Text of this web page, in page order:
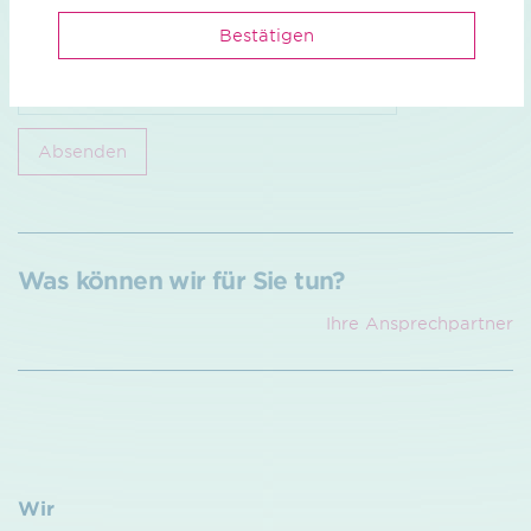
Ich bin kein Roboter
Absenden
Was können wir für Sie tun?
Ihre Ansprech­partner
Wir
Bestätigen